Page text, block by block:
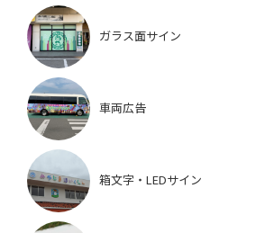
ガラス面サイン
車両広告
箱文字・LEDサイン